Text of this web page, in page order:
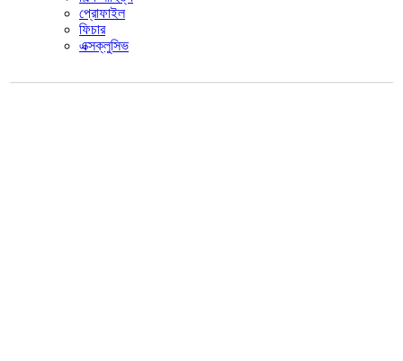
প্রোফাইল
ফিচার
এক্সক্লুসিভ